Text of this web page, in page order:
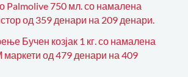
Palmolive 750 мл. со намалена
од 359 денари на 209 денари.
Бучен козјак 1 кг. со намалена
од 479 денари на 409